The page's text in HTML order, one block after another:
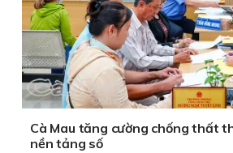
Cà Mau tăng cường chống thất
nền tảng số